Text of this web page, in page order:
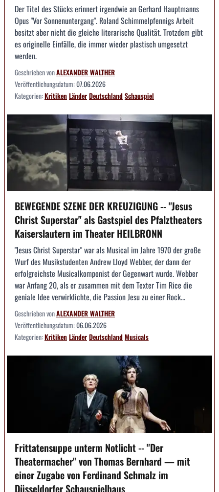
Der Titel des Stücks erinnert irgendwie an Gerhard Hauptmanns
Opus "Vor Sonnenuntergang". Roland Schimmelpfennigs Arbeit
besitzt aber nicht die gleiche literarische Qualität. Trotzdem gibt
es originelle Einfälle, die immer wieder plastisch umgesetzt
werden.
Geschrieben vonALEXANDER WALTHER
Veröffentlichungsdatum:07.06.2026
Kategorien:KritikenLänderDeutschlandSchauspiel
BEWEGENDE SZENE DER KREUZIGUNG -- "Jesus
Christ Superstar" als Gastspiel des Pfalztheaters
Kaiserslautern im Theater HEILBRONN
"Jesus Christ Superstar" war als Musical im Jahre 1970 der große
Wurf des Musikstudenten Andrew Lloyd Webber, der dann der
erfolgreichste Musicalkomponist der Gegenwart wurde. Webber
war Anfang 20, als er zusammen mit dem Texter Tim Rice die
geniale Idee verwirklichte, die Passion Jesu zu einer Rock...
Geschrieben vonALEXANDER WALTHER
Veröffentlichungsdatum:06.06.2026
Kategorien:KritikenLänderDeutschlandMusicals
Frittatensuppe unterm Notlicht -- "Der
Theatermacher" von Thomas Bernhard — mit
einer Zugabe von Ferdinand Schmalz im
Düsseldorfer Schauspielhaus